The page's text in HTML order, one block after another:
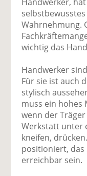
Wahrnehmung.
wichtig das
Handwerker
Für sie ist auch
stylisch
muss ein hohes
wenn der
Werkstatt unter
kneifen,
positioniert,
erreichbar sein.